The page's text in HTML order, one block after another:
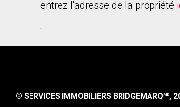
entrez l'adresse de la propriété
.
© SERVICES IMMOBILIERS BRIDGEMARQMD,